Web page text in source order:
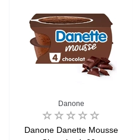
Danone
Danone Danette Mousse